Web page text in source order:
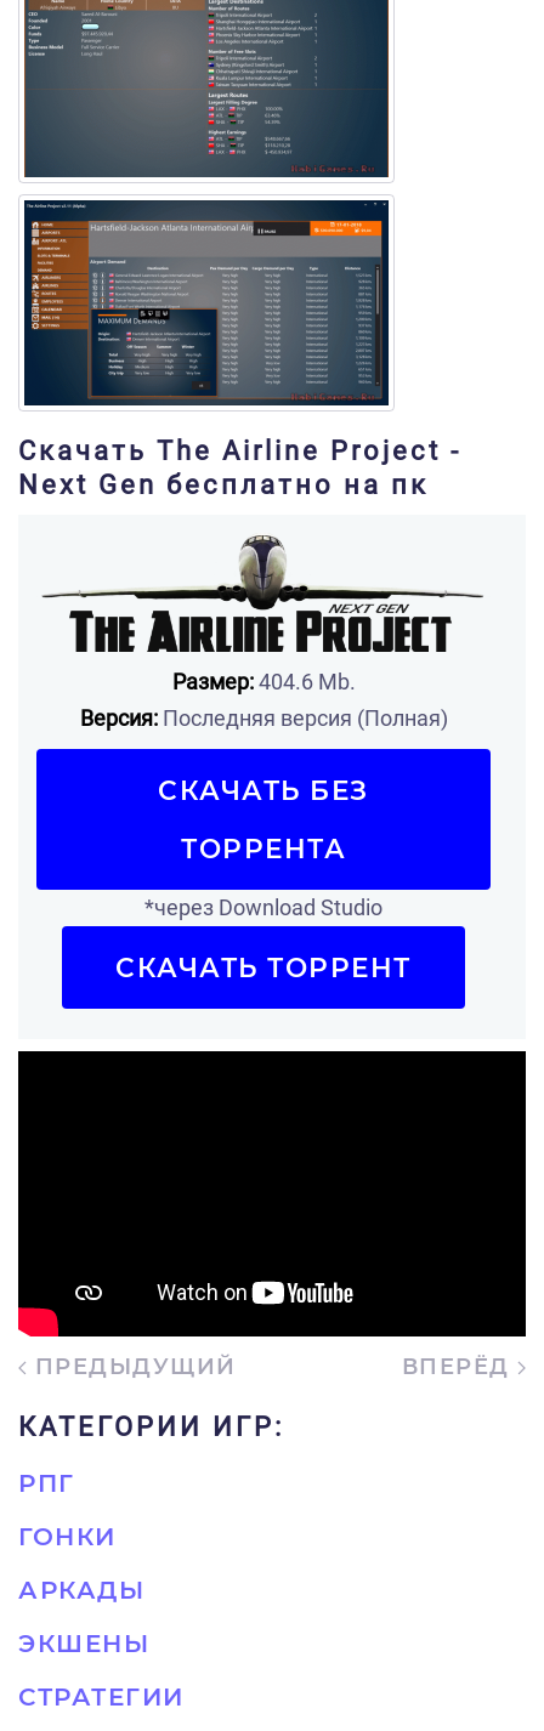
Скачать The Airline Project -
Next Gen бесплатно на пк
Размер:404.6 Mb.
Версия:Последняя версия (Полная)
СКАЧАТЬ БЕЗ
ТОРРЕНТА
*через Download Studio
СКАЧАТЬ ТОРРЕНТ
ПРЕДЫДУЩИЙ ВПЕРЁД
КАТЕГОРИИ ИГР:
РПГ
ГОНКИ
АРКАДЫ
ЭКШЕНЫ
СТРАТЕГИИ